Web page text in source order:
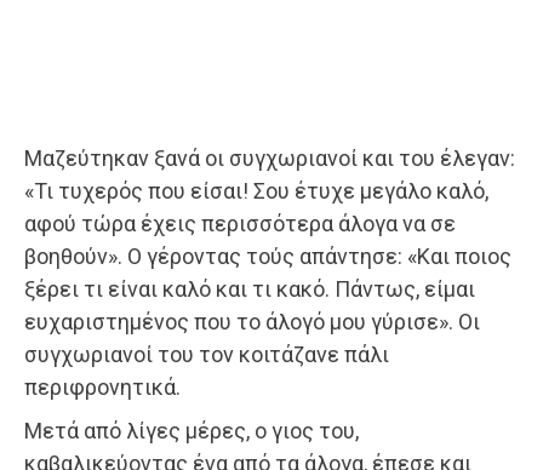
Μαζεύτηκαν ξανά οι συγχωριανοί και του έλεγαν:
«Τι τυχερός που είσαι! Σου έτυχε μεγάλο καλό,
αφού τώρα έχεις περισσότερα άλογα να σε
βοηθούν». Ο γέροντας τούς απάντησε: «Και ποιος
ξέρει τι είναι καλό και τι κακό. Πάντως, είμαι
ευχαριστημένος που το άλογό μου γύρισε». Οι
συγχωριανοί του τον κοιτάζανε πάλι
περιφρονητικά.
Μετά από λίγες μέρες, ο γιος του,
καβαλικεύοντας ένα από τα άλογα, έπεσε και